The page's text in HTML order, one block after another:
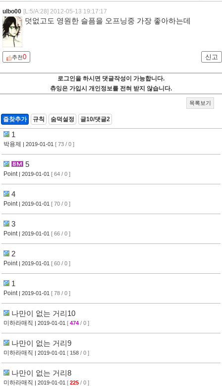
ulbo00 [L:5/A:28] 2012-05-13 19:17:17
덧없고도 영원한 슬픔을 오프닝중 가장 좋아하는데
추천0 신고
로그인을 하시면 댓글작성이 가능합니다.
츄잉은 가입시 개인정보를 전혀 받지 않습니다.
목록보기
즐찾추가 규칙 숨덕설정 글10/댓글2
1
박용제 | 2019-01-01 [ 73 / 0 ]
5
Point | 2019-01-01 [ 64 / 0 ]
4
Point | 2019-01-01 [ 70 / 0 ]
3
Point | 2019-01-01 [ 66 / 0 ]
2
Point | 2019-01-01 [ 60 / 0 ]
1
Point | 2019-01-01 [ 78 / 0 ]
나만이 없는 거리10
미하라매직 | 2019-01-01 [ 474 / 0 ]
나만이 없는 거리9
미하라매직 | 2019-01-01 [ 158 / 0 ]
나만이 없는 거리8
미하라매직 | 2019-01-01 [ 225 / 0 ]